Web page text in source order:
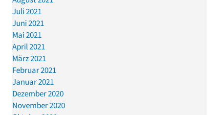
Juli 2021
Juni 2021
Mai 2021
April 2021
März 2021
Februar 2021
Januar 2021
Dezember 2020
November 2020